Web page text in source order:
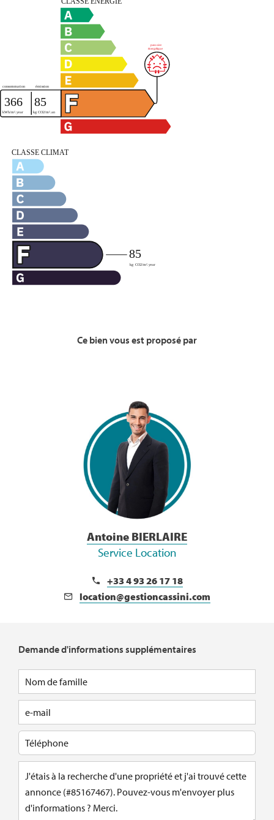
Demande d'informations supplémentaires
Ce bien vous est proposé par
Voir la Bio
Antoine BIERLAIRE
Service Location
+33 4 93 26 17 18
location@gestioncassini.com